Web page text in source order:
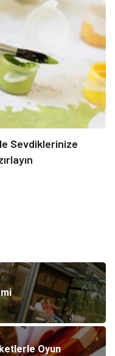
Sevdiklerinize
Oyun